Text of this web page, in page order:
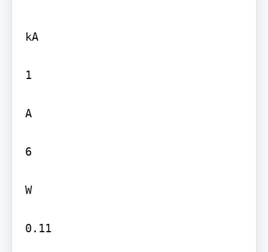
kA
1
A
6
W
0.11